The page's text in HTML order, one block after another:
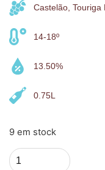
Castelão, Touriga
14-18º
13.50%
0.75L
9 em stock